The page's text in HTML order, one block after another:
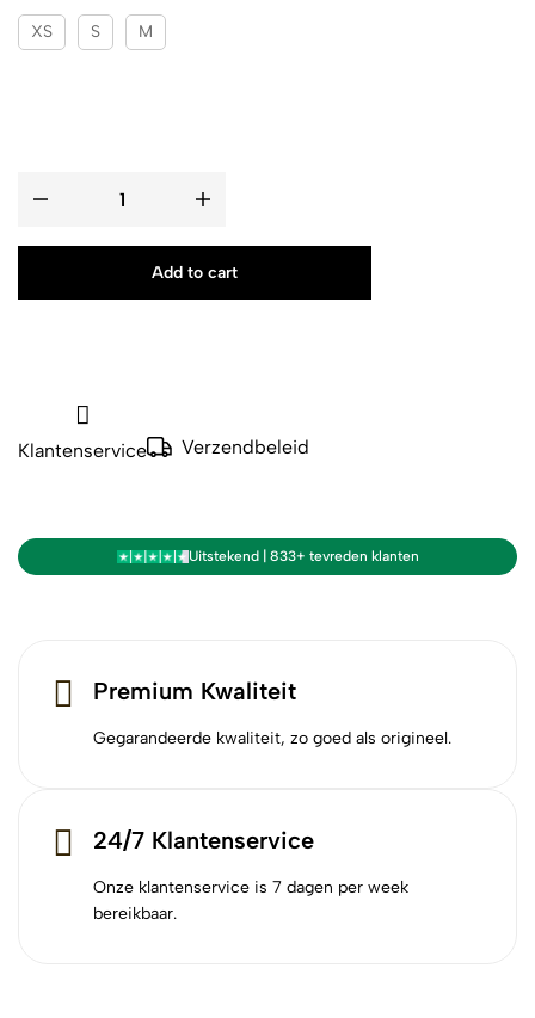
XS S M
Add to cart
Klantenservice Verzendbeleid
Uitstekend | 833+ tevreden klanten
Premium Kwaliteit
Gegarandeerde kwaliteit, zo goed als origineel.
24/7 Klantenservice
Onze klantenservice is 7 dagen per week
bereikbaar.